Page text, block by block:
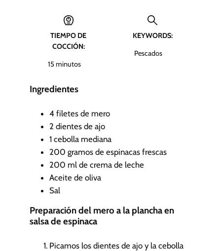
t
s
TIEMPO DE
COCCIÓN:
15m
n
o
s
minutos
KEYWORDS:
Pescados
Ingredientes
4 filetes de mero
2 dientes de ajo
1 cebolla mediana
200 gramos de espinacas frescas
200 ml de crema de leche
Aceite de oliva
Sal
Preparación del mero a la plancha en
salsa de espinaca
Picamos los dientes de ajo y la cebolla